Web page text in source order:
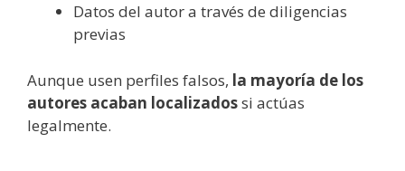
Datos del autor a través de diligencias
previas
Aunque usen perfiles falsos, la mayoría de los
autores acaban localizadossi actúas
legalmente.